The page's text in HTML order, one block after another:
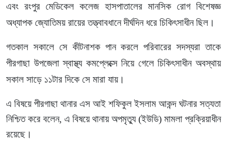
এবং রংপুর মেডিকেল কলেজ হাসপাতালের মানসিক রোগ বিশেষজ্ঞ
অধ্যাপক জ্যোতিময় রায়ের তত্ত্বাবধানে দীর্ঘদিন ধরে চিকিৎসাধীন ছিল।
গতকাল সকালে সে কীটনাশক পান করলে পরিবারের সদস্যরা তাকে
পীরগাছা উপজেলা স্বাস্থ্য কমপ্লেক্সে নিয়ে গেলে চিকিৎসাধীন অবস্থায়
সকাল সাড়ে ১১টার দিকে সে মারা যায়।
এ বিষয়ে পীরগাছা থানার এস আই শফিকুল ইসলাম আকন্দ ঘটনার সত্যতা
নিশ্চিত করে বলেন, এ বিষয়ে থানায় অপমৃত্যু (ইউডি) মামলা প্রক্রিয়াধীন
রয়েছে।